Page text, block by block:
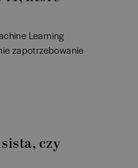
Learning
zapotrzebowanie
czy